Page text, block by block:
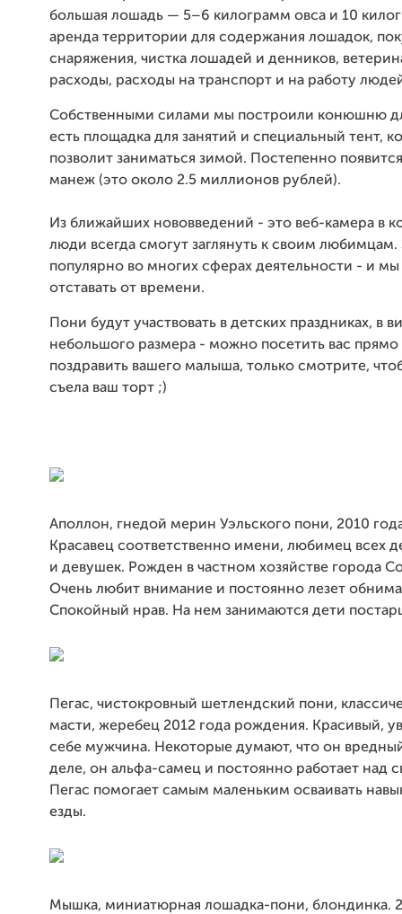
большая лошадь — 5–6 килограмм овса и 10
аренда территории для содержания лошадок,
снаряжения, чистка лошадей и денников,
расходы, расходы на транспорт и на работу
Собственными силами мы построили конюшню
есть площадка для занятий и специальный тент,
позволит заниматься зимой. Постепенно
манеж (это около 2.5 миллионов рублей).
Из ближайших нововведений - это веб-камера в
люди всегда смогут заглянуть к своим любимцам.
популярно во многих сферах деятельности - и
отставать от времени.
Пони будут участвовать в детских праздниках, в
небольшого размера - можно посетить вас
поздравить вашего малыша, только смотрите,
съела ваш торт ;)
Аполлон, гнедой мерин Уэльского пони, 2010
Красавец соответственно имени, любимец всех
и девушек. Рожден в частном хозяйстве города
Очень любит внимание и постоянно лезет
Спокойный нрав. На нем занимаются дети
Пегас, чистокровный шетлендский пони,
масти, жеребец 2012 года рождения. Красивый,
себе мужчина. Некоторые думают, что он
деле, он альфа-самец и постоянно работает над
Пегас помогает самым маленьким осваивать
езды.
Мышка, миниатюрная лошадка-пони, блондинка.